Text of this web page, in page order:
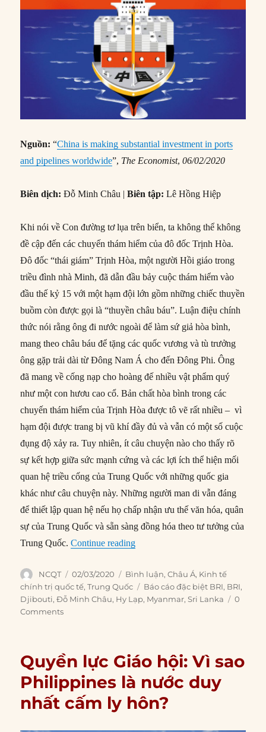
Nguồn: “China is making substantial investment in ports
and pipelines worldwide”, The Economist,06/02/2020
Biên dịch: Đỗ Minh Châu |Biên tập: Lê Hồng Hiệp
Khi nói về Con đường tơ lụa trên biển, ta không thể không
đề cập đến các chuyến thám hiểm của đô đốc Trịnh Hòa.
Đô đốc “thái giám” Trịnh Hòa, một người Hồi giáo trong
triều đình nhà Minh, đã dẫn đầu bảy cuộc thám hiểm vào
đầu thế kỷ 15 với một hạm đội lớn gồm những chiếc thuyền
buồm còn được gọi là “thuyền châu báu”. Luận điệu chính
thức nói rằng ông đi nước ngoài để làm sứ giả hòa bình,
mang theo châu báu để tặng các quốc vương và tù trưởng
ông gặp trải dài từ Đông Nam Á cho đến Đông Phi. Ông
đã mang về cống nạp cho hoàng đế nhiều vật phẩm quý
như một con hươu cao cổ. Bản chất hòa bình trong các
chuyến thám hiểm của Trịnh Hòa được tô vẽ rất nhiều – vì
hạm đội được trang bị vũ khí đầy đủ và vẫn có một số cuộc
đụng độ xảy ra. Tuy nhiên, ít câu chuyện nào cho thấy rõ
sự kết hợp giữa sức mạnh cứng và các lợi ích thể hiện mối
quan hệ triều cống của Trung Quốc với những quốc gia
khác như câu chuyện này. Những người man di vẫn đáng
để thiết lập quan hệ nếu họ chấp nhận ưu thế văn hóa, quân
sự của Trung Quốc và sẵn sàng đồng hóa theo tư tưởng của
Trung Quốc.Continue reading“‘Đá ngầm’ dọc Con đường tơ
Author
NCQT
Posted
on
02/03/2020 Categories
Bình luận,Châu Á, Kinh tế
chính trị quốc tế,Trung Quốc Tags
Báo cáo đặc biệt BRI, BRI,
Djibouti,Đỗ Minh Châu, Hy Lạp, Myanmar,Sri Lanka
0
Comments
Quyền lực Giáo hội: Vì sao
Philippines là nước duy
nhất cấm ly hôn?